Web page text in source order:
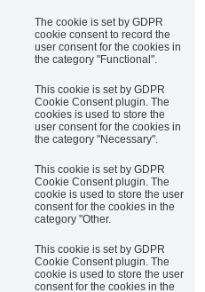
The cookie is set by GDPR
cookie consent to record the
user consent for the cookies in
the category "Functional".
This cookie is set by GDPR
Cookie Consent plugin. The
cookies is used to store the
user consent for the cookies in
the category "Necessary".
This cookie is set by GDPR
Cookie Consent plugin. The
cookie is used to store the user
consent for the cookies in the
category "Other.
This cookie is set by GDPR
Cookie Consent plugin. The
cookie is used to store the user
consent for the cookies in the